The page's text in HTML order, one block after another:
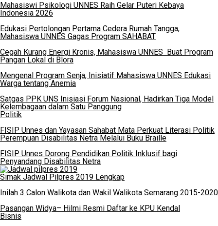
Mahasiswi Psikologi UNNES Raih Gelar Puteri Kebaya
Indonesia 2026
Edukasi Pertolongan Pertama Cedera Rumah Tangga,
Mahasiswa UNNES Gagas Program SAHABAT
Cegah Kurang Energi Kronis, Mahasiswa UNNES Buat Program
Pangan Lokal di Blora
Mengenal Program Senja, Inisiatif Mahasiswa UNNES Edukasi
Warga tentang Anemia
Satgas PPK UNS Inisiasi Forum Nasional, Hadirkan Tiga Model
Kelembagaan dalam Satu Panggung
Politik
FISIP Unnes dan Yayasan Sahabat Mata Perkuat Literasi Politik
Perempuan Disabilitas Netra Melalui Buku Braille
FISIP Unnes Dorong Pendidikan Politik Inklusif bagi
Penyandang Disabilitas Netra
Simak Jadwal Pilpres 2019 Lengkap
Inilah 3 Calon Walikota dan Wakil Walikota Semarang 2015-2020
Pasangan Widya– Hilmi Resmi Daftar ke KPU Kendal
Bisnis